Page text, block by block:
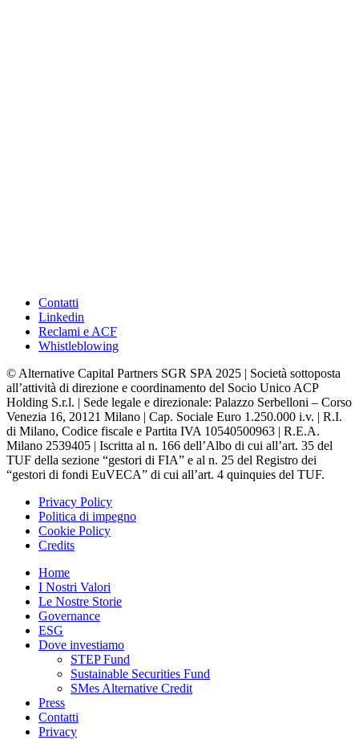
Contatti
Linkedin
Reclami e ACF
Whistleblowing
© Alternative Capital Partners SGR SPA 2025 | Società sottoposta
all’attività di direzione e coordinamento del Socio Unico ACP
Holding S.r.l. | Sede legale e direzionale: Palazzo Serbelloni – Corso
Venezia 16, 20121 Milano | Cap. Sociale Euro 1.250.000 i.v. | R.I.
di Milano, Codice fiscale e Partita IVA 10540500963 | R.E.A.
Milano 2539405 | Iscritta al n. 166 dell’Albo di cui all’art. 35 del
TUF della sezione “gestori di FIA” e al n. 25 del Registro dei
“gestori di fondi EuVECA” di cui all’art. 4 quinquies del TUF.
Privacy Policy
Politica di impegno
Cookie Policy
Credits
Home
I Nostri Valori
Le Nostre Storie
Governance
ESG
Dove investiamo
STEP Fund
Sustainable Securities Fund
SMes Alternative Credit
Press
Contatti
Privacy